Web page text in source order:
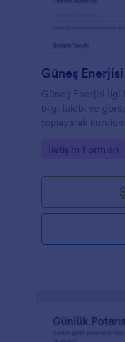
Güneş
Güneş Enerjisi İlgi
bilgi talebi ve
toplayarak
Go to Category:
İletişim Formları